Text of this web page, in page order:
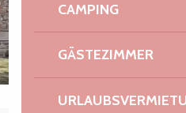
CAMPING
GÄSTEZIMMER